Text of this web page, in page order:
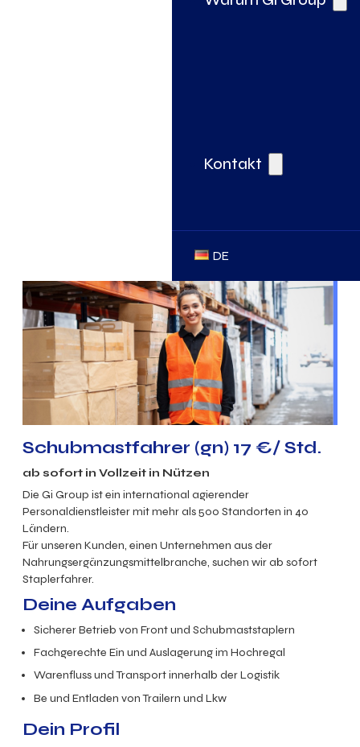
Kontakt
DE
Schubmastfahrer (gn) 17 €/ Std.
ab sofort in Vollzeit in Nützen
Die Gi Group ist ein international agierender
Personaldienstleister mit mehr als 500 Standorten in 40
Ländern.
Für unseren Kunden, einen Unternehmen aus der
Nahrungsergänzungsmittelbranche, suchen wir ab sofort
Staplerfahrer.
Deine Aufgaben
Sicherer Betrieb von Front und Schubmaststaplern
Fachgerechte Ein und Auslagerung im Hochregal
Warenfluss und Transport innerhalb der Logistik
Be und Entladen von Trailern und Lkw
Dein Profil